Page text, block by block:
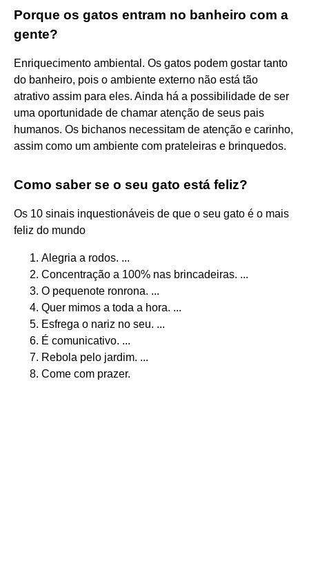
Porque os gatos entram no banheiro com a
gente?
Enriquecimento ambiental. Os gatos podem gostar tanto
do banheiro, pois o ambiente externo não está tão
atrativo assim para eles. Ainda há a possibilidade de ser
uma oportunidade de chamar atenção de seus pais
humanos. Os bichanos necessitam de atenção e carinho,
assim como um ambiente com prateleiras e brinquedos.
Como saber se o seu gato está feliz?
Os 10 sinais inquestionáveis de que o seu gato é o mais
feliz do mundo
Alegria a rodos. ...
Concentração a 100% nas brincadeiras. ...
O pequenote ronrona. ...
Quer mimos a toda a hora. ...
Esfrega o nariz no seu. ...
É comunicativo. ...
Rebola pelo jardim. ...
Come com prazer.